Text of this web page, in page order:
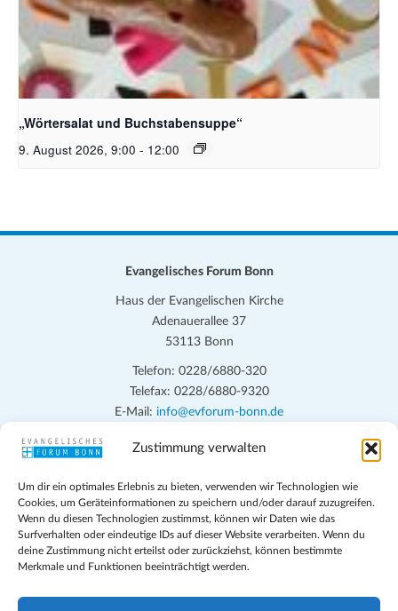
Zustimmung verwalten
Um dir ein optimales Erlebnis zu bieten, verwenden wir Technologien wie
Cookies, um Geräteinformationen zu speichern und/oder darauf zuzugreifen.
Wenn du diesen Technologien zustimmst, können wir Daten wie das
Surfverhalten oder eindeutige IDs auf dieser Website verarbeiten. Wenn du
deine Zustimmung nicht erteilst oder zurückziehst, können bestimmte
Merkmale und Funktionen beeinträchtigt werden.
Bildquelle_ Pixabay Free_Christoph Meinersmann
„Wörtersalat und Buchstabensuppe“
9. August 2026, 9:00 - 12:00
Evangelisches Forum Bonn
Haus der Evangelischen Kirche
Adenauerallee 37
53113 Bonn
Telefon: 0228/6880-320
Telefax: 0228/6880-9320
E-Mail: info@evforum-bonn.de
Das Evangelische Forum Bonn will in seinen zentralen
persönlichen, beruflichen, kirchlichen und öffentlichen Lebens
eingehen, zu offener Begegnung und ehrlicher Auseinandersetzung
anregen und mithelfen, aus der Verheißung des Evangeliums heraus
im individuellen und gesellschaftlichen Leben verantwortlich zu
denken, zu reden und zu handeln.